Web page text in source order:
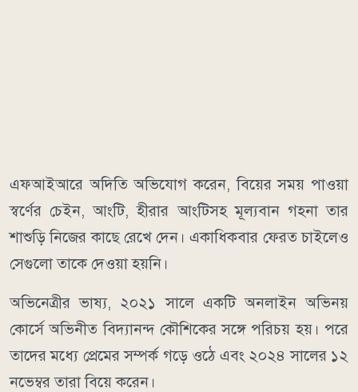
এফআইআরে অদিতি অভিযোগ করেন, বিয়ের সময় পাওয়া
স্বর্ণের চেইন, আংটি, হীরার আংটিসহ মূল্যবান গহনা তার
শাশুড়ি নিজের কাছে রেখে দেন। একাধিকবার ফেরত চাইলেও
সেগুলো তাকে দেওয়া হয়নি।
অভিনেত্রীর ভাষ্য, ২০২১ সালে একটি অনলাইন অভিনয়
কোর্সে অভিনীত বিদ্যানন্দ কৌশিকের সঙ্গে পরিচয় হয়। পরে
তাদের মধ্যে প্রেমের সম্পর্ক গড়ে ওঠে এবং ২০২৪ সালের ১২
নভেম্বর তারা বিয়ে করেন।